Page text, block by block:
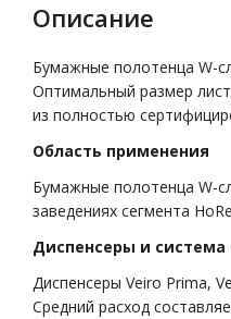
Описание
Бумажные полотенца W-
Оптимальный размер
из полностью
Область применения
Бумажные полотенца W-
заведениях сегмента
Диспенсеры и система
Диспенсеры Veiro Prima,
Средний расход